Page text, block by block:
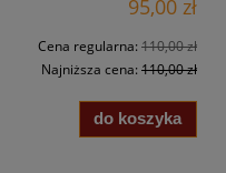
95,00 zł
Cena regularna: 110,00 zł
Najniższa cena: 110,00 zł
do koszyka